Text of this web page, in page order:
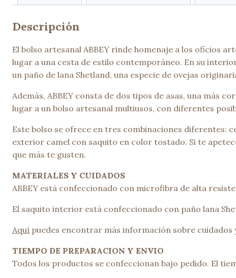
Descripción
El bolso artesanal ABBEY rinde homenaje a los oficios
lugar a una cesta de estilo contemporáneo. En su
un paño de lana Shetland, una especie de ovejas
Además, ABBEY consta de dos tipos de asas, una más
lugar a un bolso artesanal multiusos, con diferentes
Este bolso se ofrece en tres combinaciones diferentes:
exterior camel con saquito en color tostado. Si te
que más te gusten.
MATERIALES Y CUIDADOS
ABBEY está confeccionado con microfibra de alta
El saquito interior está confeccionado con paño lana
Aquí puedes encontrar más información sobre cuidados
TIEMPO DE PREPARACION Y ENVIO
Todos los productos se confeccionan bajo pedido. El